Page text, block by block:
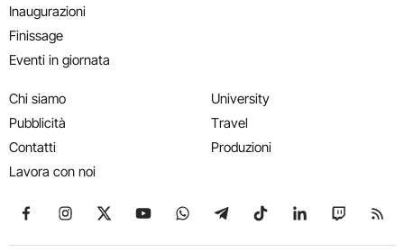
Inaugurazioni
Finissage
Eventi in giornata
Chi siamo
Pubblicità
Contatti
Lavora con noi
University
Travel
Produzioni
Seguici su Facebook
Seguici su Instagram
Seguici su X
Seguici su YouTube
Seguici su WhatsApp
Seguici su Telegram
Seguici su TikTok
Seguici su
Seguici